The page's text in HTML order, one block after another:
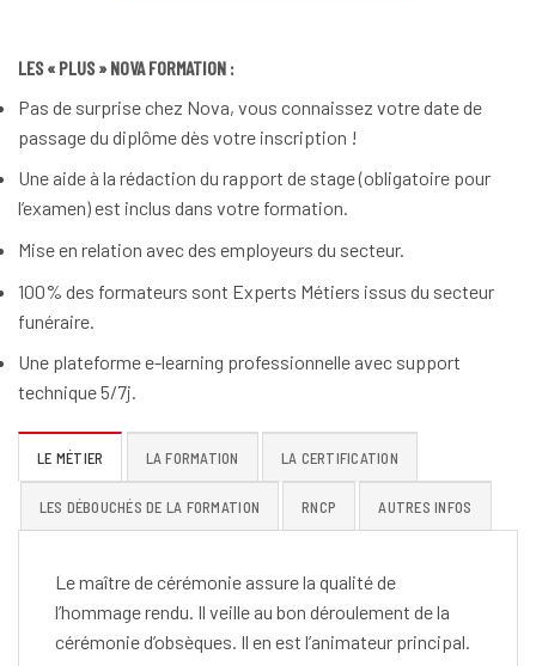
LES « PLUS » NOVA FORMATION :
Pas de surprise chez Nova, vous connaissez votre date de
passage du diplôme dès votre inscription !
Une aide à la rédaction du rapport de stage (obligatoire pour
l’examen) est inclus dans votre formation.
Mise en relation avec des employeurs du secteur.
100% des formateurs sont Experts Métiers issus du secteur
funéraire.
Une plateforme e-learning professionnelle avec support
technique 5/7j.
LE MÉTIER LA FORMATION LA CERTIFICATION
LES DÉBOUCHÉS DE LA FORMATION RNCP AUTRES INFOS
Le maître de cérémonie assure la qualité de
l’hommage rendu. Il veille au bon déroulement de la
cérémonie d’obsèques. Il en est l’animateur principal.